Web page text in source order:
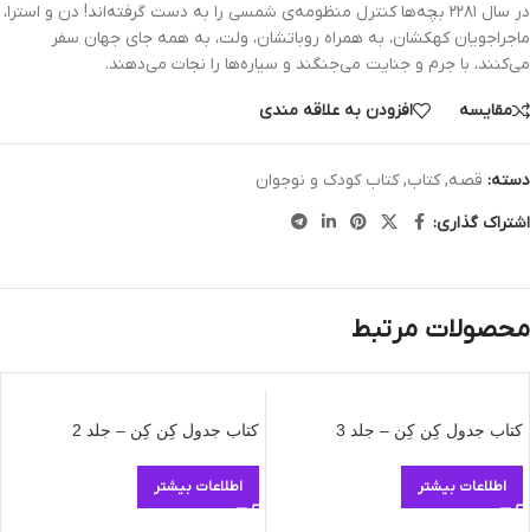
در سال ۲۲۸۱ بچه‌ها کنترل منظومه‌ی شمسی را به دست گرفته‌اند! دن و استرا،
ماجراجویان کهکشان، به همراه روباتشان، ولت، به همه جای جهان سفر
می‌کنند، با جرم و جنایت می‌جنگند و سیاره‌ها را نجات می‌دهند.
مقایسه افزودن به علاقه مندی
دسته: قصه, کتاب, کتاب کودک و نوجوان
اشتراک گذاری:
محصولات مرتبط
کتاب جدول کِن کِن – جلد 3
اطلاعات بیشتر
کتاب جدول کِن کِن – جلد 2
اطلاعات بیشتر